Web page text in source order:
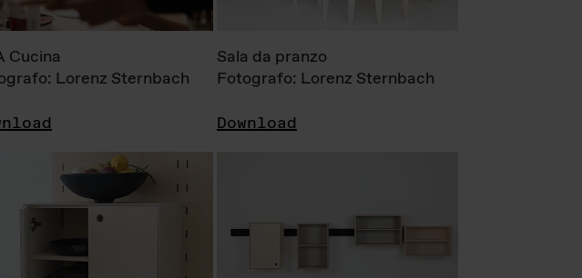
Cucina
Lorenz Sternbach
Sala da pranzo
Fotografo: Lorenz Sternbach
Download